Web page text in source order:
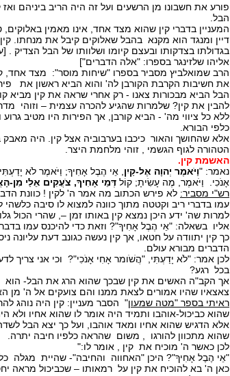
פורע את חשבונו מן הרשעים ועל זה היה הריב ביניהם
הבל.
המעניין בדברי קין שהוא מצד אחד, אינו מאמין באלוקים,
דיין ומנגד הוא מקנא בהבל שאלוקים קיבל את מנחתו.
בגדולתו בצדקותו ובעצם קיומו ושלוותו של הבל הצדיק .
אליהו שלזינגר בספרו: "אלה הדברים"]
הרב שמואלביץ מסביר בספרו "שיחות מוסר": מצד אחד,
את חשיבות הקרבת הקורבן לה' והוא הביא ראשון את
הבל הביא מבכורות צאנו - רק אחרי שראה את קין מביא
להבין את קין? שלמרות שהגיע להכרה עצמית – וזוהי
ללא כל ציווי מה' - הביא קורבן, אך הפירות היו מטיב גרוע
כלפי הבורא.
אלא שהחושך והאור כיכבו בערבוביה אצל קין. היה מאבק
הטהורה לגוף הגשמי , זוהי מלחמת היצר.
האשמת קין.
נאמר: "וַיֹּאמֶר יְהוָה אֶל-קַיִן , אֵי הֶבֶל אָחִיךָ; וַיֹּאמֶר לֹא
אָנֹכִי. וַיֹּאמֶר, מֶה עָשִׂיתָ; קוֹל דְּמֵי אָחִיךָ, צֹעֲקִים אֵלַי מִן-
רש"י מסביר: לא פירש הכתוב מה אמר ה' לקין ! כוונת
עמו בדברי ריב וקטטה מתוך כוונה למצוא לו סיבה כלשהי
למרות שה' ידע היכן נמצא קין באותו זמן –, שהרי הכול
אליו בשאלה: "אֵי הֶבֶל אָחִיךָ"? וזאת כדי להיכנס עמו
כך קין יתוודה על חטאו, אך קין נעשה כגונב דעת עליונה
הדברים מבורא עולם.
לכן אמר: "לֹא יָדַעְתִּי, "הֲשֹׁומר אָחִי אָנֹכִי"? וכי אני צריך
בכל רגע?
אך הקב"ה האשים את קין שבכך שהוא הרג את הבל- הוא
צאצאיו שהיו אמורים לצאת ממנו והם צועקים אל ה' מן
ראיתי בספר "מטה שמעון" הסבר מעניין: קין היה נוהג
שהוא כביכול-אוהבו ותמיד היה אומר לו שהוא אחיו ולא
אלא הדגיש שהוא אחיו ומאד אוהבו, ועל כך יצא הבל
שהוא מתכוון להורגו , משום שהראה כלפיו חיבה יתרה.
לכן כאשר ה' מוכיח את קין , אומר לו:"
"אֵי הֶבֶל אָחִיךָ"? היכן "האחווה והחיבה"- שהיית מגלה
כאן ה' בא להוכיח את קין על רמאותו – שכביכול מראה